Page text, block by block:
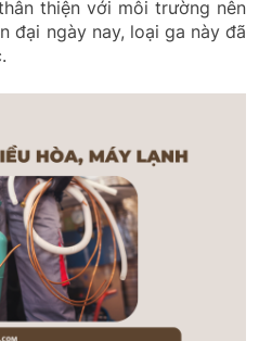
thiện với môi trường nên
đại ngày nay, loại ga này đã